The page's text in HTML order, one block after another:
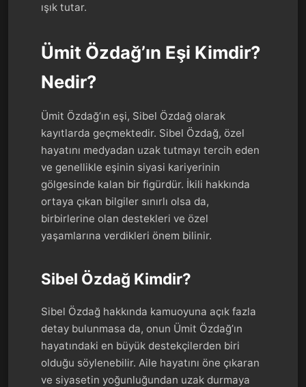
ışık tutar.
Ümit Özdağ’ın Eşi Kimdir?
Nedir?
Ümit Özdağ’ın eşi, Sibel Özdağ olarak
kayıtlarda geçmektedir. Sibel Özdağ, özel
hayatını medyadan uzak tutmayı tercih eden
ve genellikle eşinin siyasi kariyerinin
gölgesinde kalan bir figürdür. İkili hakkında
ortaya çıkan bilgiler sınırlı olsa da,
birbirlerine olan destekleri ve özel
yaşamlarına verdikleri önem bilinir.
Sibel Özdağ Kimdir?
Sibel Özdağ hakkında kamuoyuna açık fazla
detay bulunmasa da, onun Ümit Özdağ’ın
hayatındaki en büyük destekçilerden biri
olduğu söylenebilir. Aile hayatını öne çıkaran
ve siyasetin yoğunluğundan uzak durmaya